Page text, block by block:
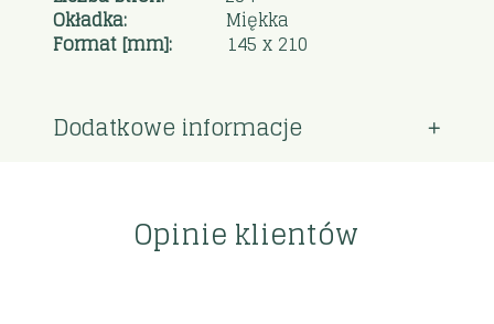
Okładka: Miękka
Format [mm]: 145 x 210
Dodatkowe informacje
Opinie klientów